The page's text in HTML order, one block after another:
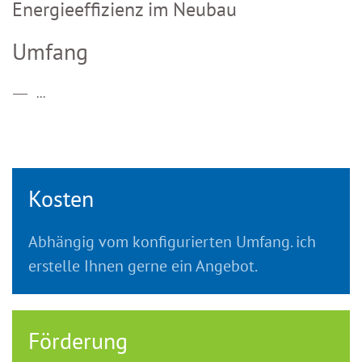
Energieeffizienz im Neubau
Umfang
...
Kosten
Abhängig vom konfigurierten Umfang. ich
erstelle Ihnen gerne ein Angebot.
Förderung